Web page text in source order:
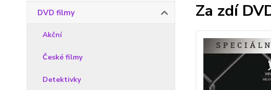
DVD filmy
Akční
České filmy
Detektivky
Za zdí